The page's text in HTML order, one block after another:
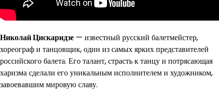
Николай Цискаридзе — известный русский балетмейстер,
хореограф и танцовщик, один из самых ярких представителей
российского балета. Его талант, страсть к танцу и потрясающая
харизма сделали его уникальным исполнителем и художником,
завоевавшим мировую славу.